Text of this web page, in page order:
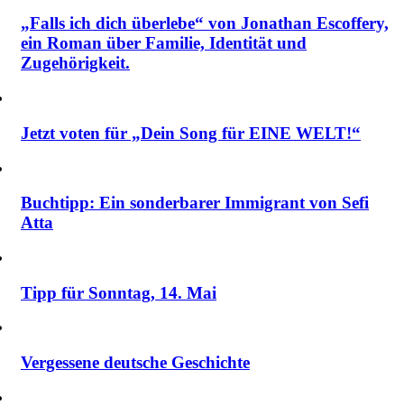
„Falls ich dich überlebe“ von Jonathan Escoffery,
ein Roman über Familie, Identität und
Zugehörigkeit.
Jetzt voten für „Dein Song für EINE WELT!“
Buchtipp: Ein sonderbarer Immigrant von Sefi
Atta
Tipp für Sonntag, 14. Mai
Vergessene deutsche Geschichte